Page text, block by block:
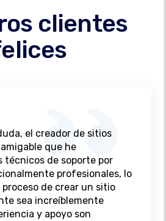
clientes
el creador de sitios
que he
técnicos de soporte por
profesionales, lo
de crear un sitio
sea increíblemente
y apoyo son